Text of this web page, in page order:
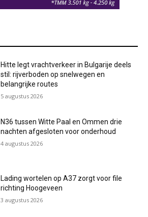
Hitte legt vrachtverkeer in Bulgarije deels
stil: rijverboden op snelwegen en
belangrijke routes
5 augustus 2026
N36 tussen Witte Paal en Ommen drie
nachten afgesloten voor onderhoud
4 augustus 2026
Lading wortelen op A37 zorgt voor file
richting Hoogeveen
3 augustus 2026